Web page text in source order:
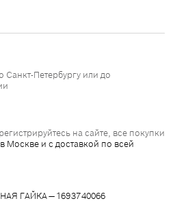
ГАЙКА — 1693740066
Санкт-Петербургу или до
на сайте, все покупки
Москве и с доставкой по всей